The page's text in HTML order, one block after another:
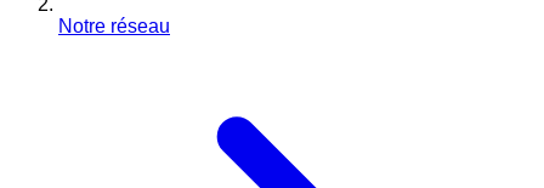
Notre réseau